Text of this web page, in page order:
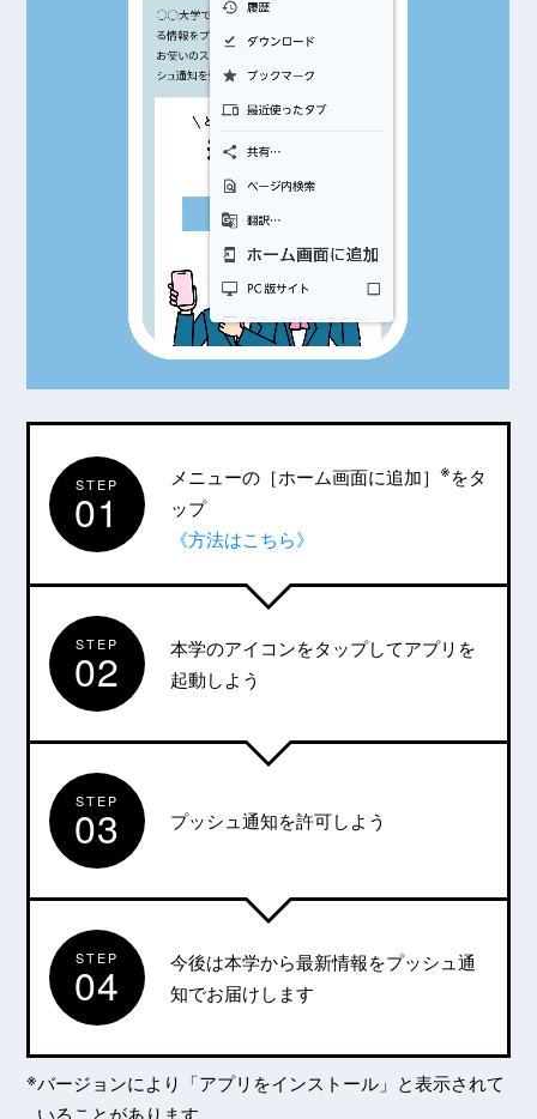
STEP
01
メニューの［ホーム画面に追加］ ※をタ
ップ
《方法はこちら》
STEP
02
本学のアイコンをタップしてアプリを
起動しよう
STEP
03 プッシュ通知を許可しよう
STEP
04
今後は本学から最新情報をプッシュ通
知でお届けします
バージョンにより「アプリをインストール」と表示されて
いることがあります。